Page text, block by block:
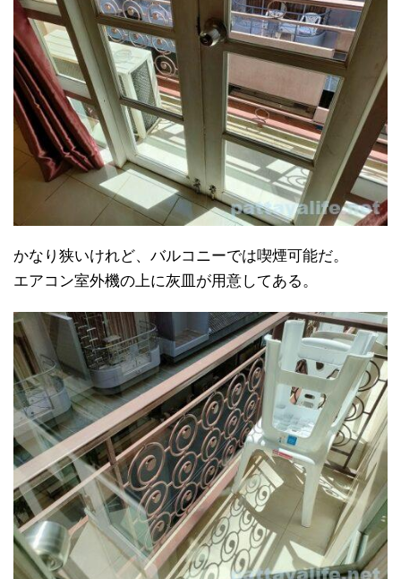
かなり狭いけれど、バルコニーでは喫煙可能だ。
エアコン室外機の上に灰皿が用意してある。